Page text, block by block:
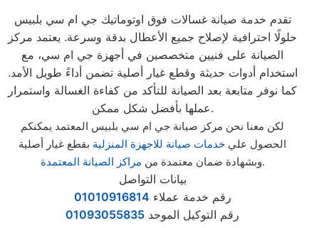
تقدم خدمة صيانة غسالات فوق اوتوماتيك جي ام سي بلبيس
حلولًا احترافية لإصلاح جميع الأعطال بدقة وسرعة. يعتمد مركز
الصيانة على فنيين متخصصين في أجهزة جي ام سي، مع
استخدام أدوات حديثة وقطع غيار أصلية تضمن أداءً طويل الأمد.
كما نوفر متابعة بعد الصيانة للتأكد من كفاءة الغسالة واستمرار
عملها بأفضل شكل ممكن.
لكن معنا نحن مركز صيانة جي ام سي بلبيس المعتمد يمكنكم
الحصول علي خدمات صيانة للاجهزة المنزلية بقطع غيار أصلية
وبشهادة ضمان معتمدة من مراكز الصيانة المعتمدة .
بيانات التواصل
رقم خدمة عملاء 01010916814
رقم التوكيل الموحد 01093055835